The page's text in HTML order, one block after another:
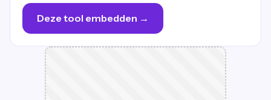
Deze tool embedden →